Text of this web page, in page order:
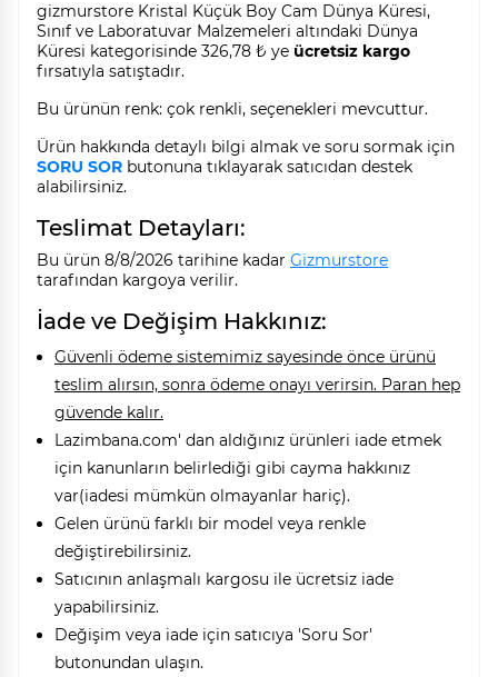
gizmurstore Kristal Küçük Boy Cam Dünya Küresi,
Sınıf ve Laboratuvar Malzemeleri altındaki Dünya
Küresi kategorisinde 326,78 ₺ ye ücretsiz kargo
fırsatıyla satıştadır.
Bu ürünün renk: çok renkli, seçenekleri mevcuttur.
Ürün hakkında detaylı bilgi almak ve soru sormak için
SORU SOR butonuna tıklayarak satıcıdan destek
alabilirsiniz.
Teslimat Detayları:
Bu ürün 8/8/2026 tarihine kadar Gizmurstore
tarafından kargoya verilir.
İade ve Değişim Hakkınız:
Güvenli ödeme sistemimiz sayesinde önce ürünü
teslim alırsın, sonra ödeme onayı verirsin. Paran hep
güvende kalır.
Lazimbana.com' dan aldığınız ürünleri iade etmek
için kanunların belirlediği gibi cayma hakkınız
var(iadesi mümkün olmayanlar hariç).
Gelen ürünü farklı bir model veya renkle
değiştirebilirsiniz.
Satıcının anlaşmalı kargosu ile ücretsiz iade
yapabilirsiniz.
Değişim veya iade için satıcıya 'Soru Sor'
butonundan ulaşın.